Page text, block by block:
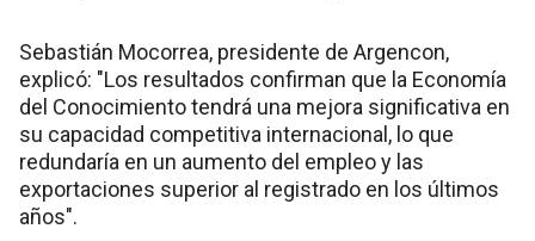
Sebastián Mocorrea, presidente de Argencon,
explicó: "Los resultados confirman que la Economía
del Conocimiento tendrá una mejora significativa en
su capacidad competitiva internacional, lo que
redundaría en un aumento del empleo y las
exportaciones superior al registrado en los últimos
años".